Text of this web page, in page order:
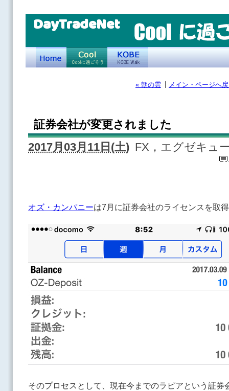
DayTradeNet
« 朝の雲 メイン・ページへ
証券会社が変更されました
2017月03月11日(土) FX，エグゼキュ
オズ・カンパニーは7月に証券会社のライセンスを取
そのプロセスとして、現在今までのラピアという証